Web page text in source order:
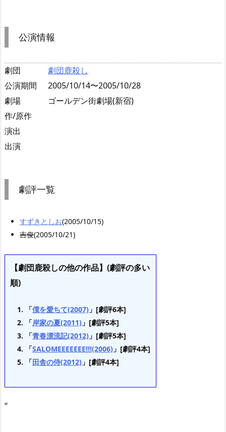
公演情報
劇団
劇団鹿殺し
公演期間
2005/10/14〜2005/10/28
劇場
ゴールデン街劇場(新宿)
作/原作
演出
出演
劇評一覧
すずきとしお(2005/10/15)
吉俊(2005/10/21)
【劇団鹿殺しの他の作品】(劇評の多い
順)
「僕を愛ちて(2007) 」[劇評6本]
「岸家の夏(2011) 」[劇評5本]
「青春漂流記(2012) 」[劇評5本]
「SALOMEEEEEEE!!!(2006) 」[劇評4本]
「田舎の侍(2012) 」[劇評4本]
“